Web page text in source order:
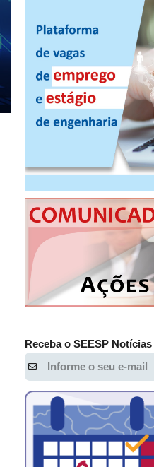
Receba o SEESP Notícias